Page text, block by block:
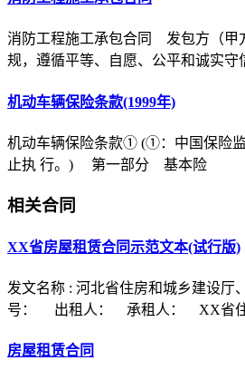
消防工程施工承包合同 发包方（甲
规，遵循平等、自愿、公平和诚实
机动车辆保险条款(1999年)
机动车辆保险条款① (①：中国保险监
止执 行。) 第一部分 基本险
相关合同
XX省房屋租赁合同示范文本(试行版)
发文名称 : 河北省住房和城乡建设
号： 出租人： 承租人： XX省住
房屋租赁合同